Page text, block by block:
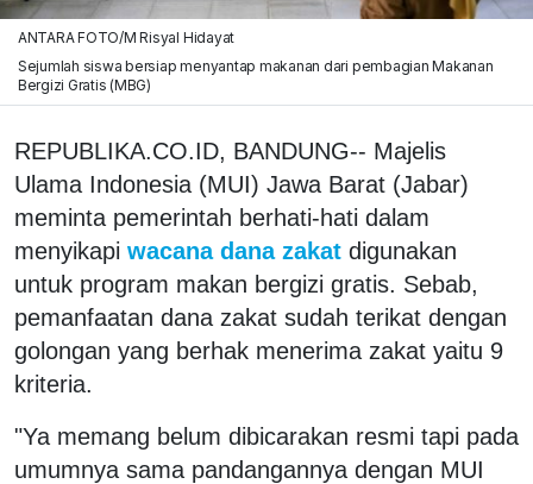
ANTARA FOTO/M Risyal Hidayat
Sejumlah siswa bersiap menyantap makanan dari pembagian Makanan
Bergizi Gratis (MBG)
REPUBLIKA.CO.ID, BANDUNG-- Majelis
Ulama Indonesia (MUI) Jawa Barat (Jabar)
meminta pemerintah berhati-hati dalam
menyikapi wacana dana zakat digunakan
untuk program makan bergizi gratis. Sebab,
pemanfaatan dana zakat sudah terikat dengan
golongan yang berhak menerima zakat yaitu 9
kriteria.
"Ya memang belum dibicarakan resmi tapi pada
umumnya sama pandangannya dengan MUI